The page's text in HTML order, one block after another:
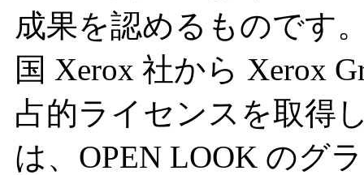
成果を認めるものです
国 Xerox 社から Xerox
占的ライセンスを取得
は、OPEN LOOK のグ